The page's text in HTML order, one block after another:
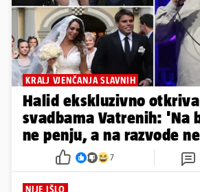
KRALJ VJENČANJA SLAVNIH
Halid ekskluzivno
svadbama Vatrenih: 'Na
ne penju, a na razvode
7
NIJE IŠLO